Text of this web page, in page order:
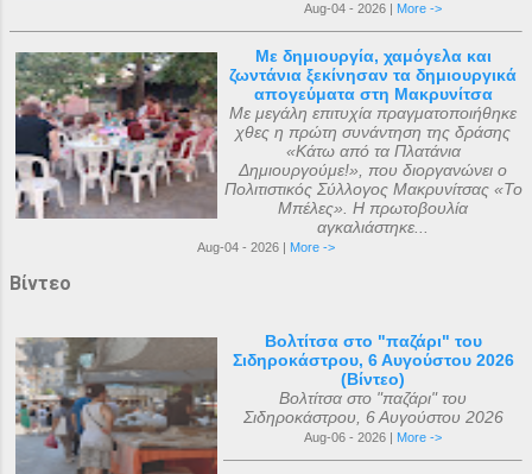
Aug-04 - 2026 | More ->
Με δημιουργία, χαμόγελα και
ζωντάνια ξεκίνησαν τα δημιουργικά
απογεύματα στη Μακρυνίτσα
Με μεγάλη επιτυχία πραγματοποιήθηκε
χθες η πρώτη συνάντηση της δράσης
«Κάτω από τα Πλατάνια
Δημιουργούμε!», που διοργανώνει ο
Πολιτιστικός Σύλλογος Μακρυνίτσας «Το
Μπέλες». Η πρωτοβουλία
αγκαλιάστηκε...
Aug-04 - 2026 | More ->
Βίντεο
Βολτίτσα στο "παζάρι" του
Σιδηροκάστρου, 6 Αυγούστου 2026
(Βίντεο)
Βολτίτσα στο "παζάρι" του
Σιδηροκάστρου, 6 Αυγούστου 2026
Aug-06 - 2026 | More ->